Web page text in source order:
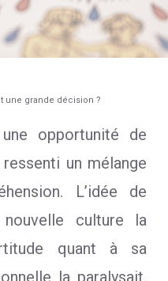
une grande décision ?
opportunité de
un mélange
L’idée de
nouvelle culture la
quant à sa
la paralysait.